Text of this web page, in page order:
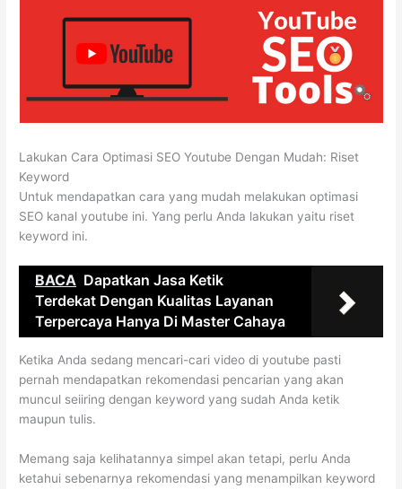
Lakukan Cara Optimasi SEO Youtube Dengan Mudah: Riset
Keyword
Untuk mendapatkan cara yang mudah melakukan optimasi
SEO kanal youtube ini. Yang perlu Anda lakukan yaitu riset
keyword ini.
BACA Dapatkan Jasa Ketik
Terdekat Dengan Kualitas Layanan
Terpercaya Hanya Di Master Cahaya
Ketika Anda sedang mencari-cari video di youtube pasti
pernah mendapatkan rekomendasi pencarian yang akan
muncul seiiring dengan keyword yang sudah Anda ketik
maupun tulis.
Memang saja kelihatannya simpel akan tetapi, perlu Anda
ketahui sebenarnya rekomendasi yang menampilkan keyword